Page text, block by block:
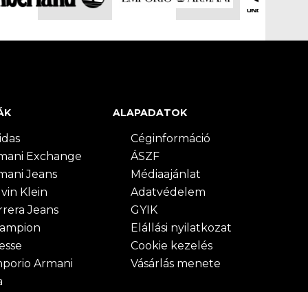
Exchange
Jeans
Klein
Jeans
Armani
ALAPADATOK
Céginformáció
ÁSZF
Médiaajánlat
Adatvédelem
GYIK
Elállási nyilatkozat
Cookie kezelés
Vásárlás menete